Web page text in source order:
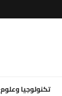
تكنولوجيا وعلوم